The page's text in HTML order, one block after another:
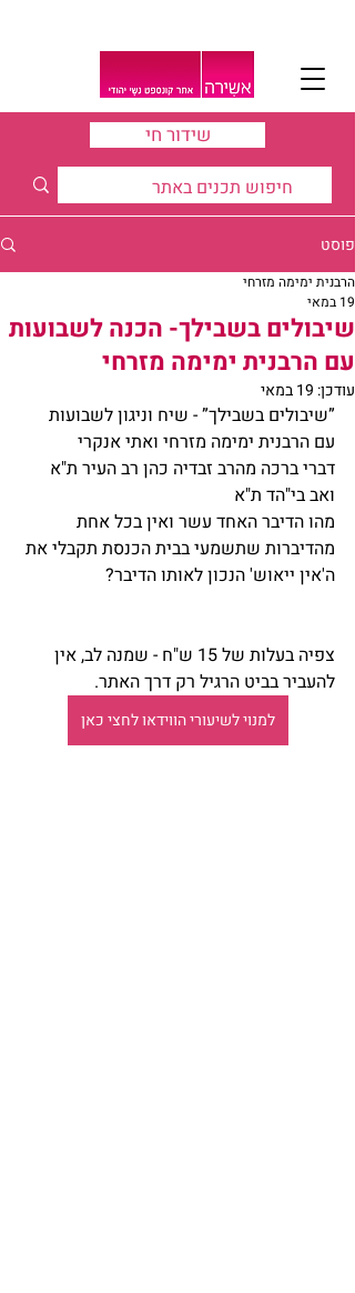
שידור חי
פוסט
שיבולים בשבילך- הכנה לשבועות
עם הרבנית ימימה מזרחי
הרבנית ימימה מזרחי
19 במאי
עודכן: 19 במאי
”שיבולים בשבילך” - שיח וניגון לשבועות
עם הרבנית ימימה מזרחי ואתי אנקרי
דברי ברכה מהרב זבדיה כהן רב העיר ת"א
ואב בי"הד ת"א
מהו הדיבר האחד עשר ואין בכל אחת
מהדיברות שתשמעי בבית הכנסת תקבלי את
ה'אין ייאוש' הנכון לאותו הדיבר?
צפיה בעלות של 15 ש"ח - שמנה לב, אין
להעביר בביט הרגיל רק דרך האתר.
למנוי לשיעורי הווידאו לחצי כאן